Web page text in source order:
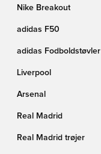
Nike Breakout
adidas F50
adidas Fodboldstøvler
Liverpool
Arsenal
Real Madrid
Real Madrid trøjer